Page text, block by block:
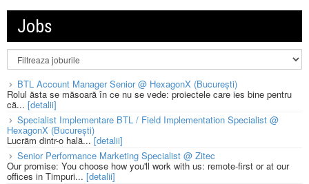
Jobs
BTL Account Manager Senior @ HexagonX (București)
Rolul ăsta se măsoară în ce nu se vede: proiectele care ies bine pentru
că... [detalii]
Specialist Implementare BTL / Field Implementation Specialist @
HexagonX (București)
Lucrăm dintr-o hală...[detalii]
Senior Performance Marketing Specialist @ Zitec
Our promise: You choose how you'll work with us: remote-first or at our
offices in Timpuri... [detalii]